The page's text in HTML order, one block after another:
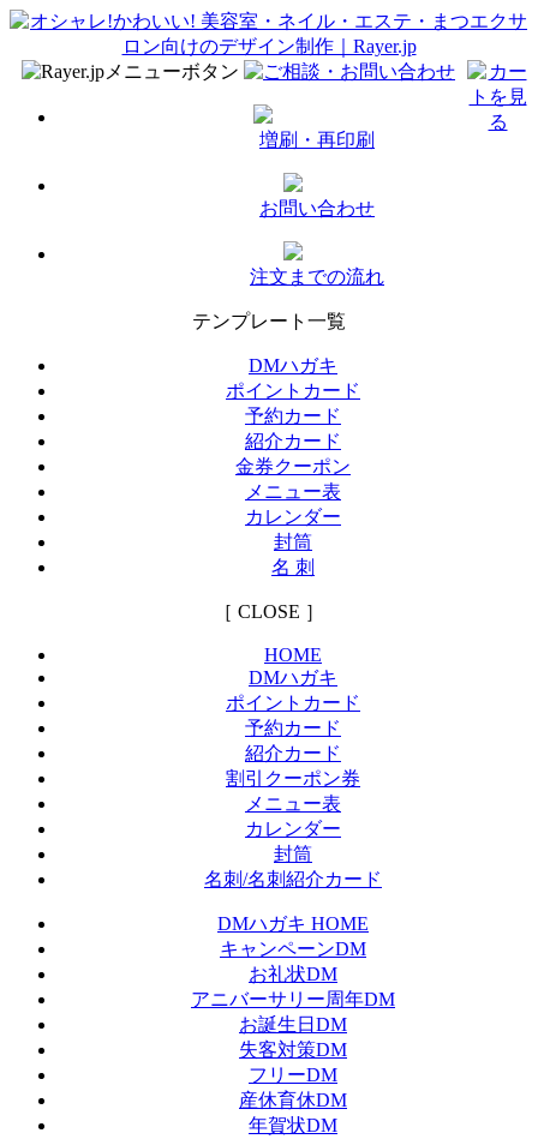
増刷・再印刷
お問い合わせ
注文までの流れ
テンプレート一覧
DMハガキ
ポイントカード
予約カード
紹介カード
金券クーポン
メニュー表
カレンダー
封筒
名 刺
［ CLOSE ］
HOME
DMハガキ
ポイントカード
予約カード
紹介カード
割引クーポン券
メニュー表
カレンダー
封筒
名刺/名刺紹介カード
DMハガキ HOME
キャンペーンDM
お礼状DM
アニバーサリー周年DM
お誕生日DM
失客対策DM
フリーDM
産休育休DM
年賀状DM